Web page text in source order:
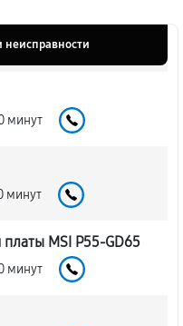
минут
минут
MSI P55-GD65
минут